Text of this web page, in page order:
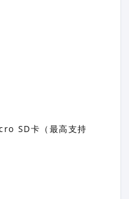
SD卡（最高支持